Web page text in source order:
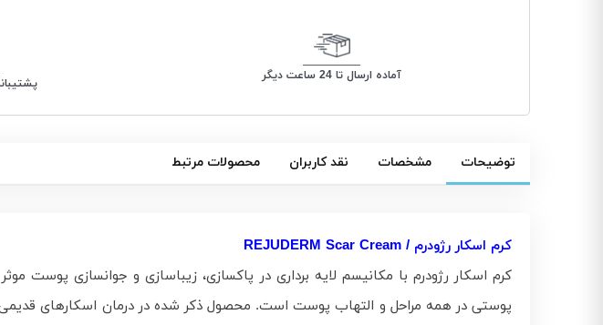
آماده ارسال تا 24 ساعت دیگر پشتیبانی ۷ روزه ۲۴
توضیحات مشخصات نقد کاربران محصولات مرتبط
کرم اسکار رژودرم / REJUDERM Scar Cream
کرم اسکار رژودرم با مکانیسم لایه برداری در پاکسازی، زیباسازی و جوانسازی
پوستی در همه مراحل و التهاب پوست است. محصول ذکر شده در درمان اسکارهای قدیمی